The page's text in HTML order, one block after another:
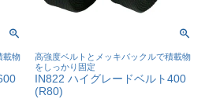
載物
高強度ベルトとメッキバックルで積載物
をしっかり固定
IN822 ハイグレードベルト400
(R80)